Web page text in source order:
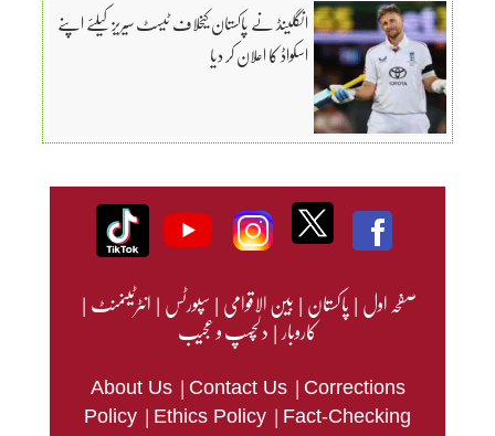
انگلینڈ نے پاکستان کیخلاف ٹیسٹ سیریز کیلئے اپنے
اسکواڈ کا اعلان کر دیا
صفحہ اول|پاکستان|بین الاقوامی|سپورٹس|انٹرٹینمنٹ|
کاروبار|دلچسپ و عجیب
About Us | Contact Us | Corrections
Policy | Ethics Policy | Fact-Checking